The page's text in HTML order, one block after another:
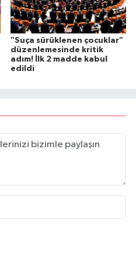
"Suça sürüklenen çocuklar"
düzenlemesinde kritik
adım! İlk 2 madde kabul
edildi